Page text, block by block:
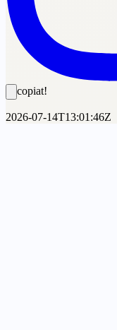
copiat!
2026-07-14T13:01:46Z